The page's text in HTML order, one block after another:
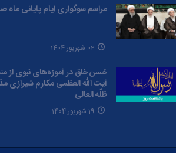
مراسم سوگواری ایام پایانی ماه
02 شهریور 1404
حُسن خلق در آموزه‌های نبوی از
آیت الله العظمی مکارم شیرازی
ظلّه العالی
19 شهریور 1404